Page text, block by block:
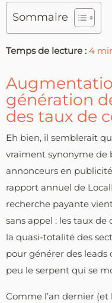
Sommaire
Temps de lecture : 4
génération
des taux de
Eh bien, il semblerait
vraiment synonyme de
annonceurs en
rapport annuel de
recherche payante
sans appel : les taux de
la quasi-totalité des
pour générer des leads
peu le serpent qui se
Comme l’an dernier (et